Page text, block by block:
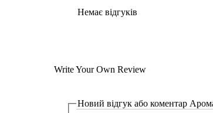
Немає відгуків
Write Your Own Review
Новий відгук або коментар